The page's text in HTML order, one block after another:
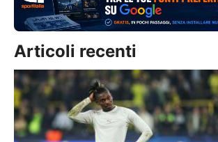
Articoli recenti